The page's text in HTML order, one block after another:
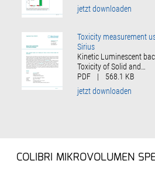
jetzt downloaden
Toxicity measurement
Sirius
Kinetic Luminescent
Toxicity of Solid and…
PDF
|
568.1 KB
jetzt downloaden
COLIBRI MIKROVOLUMEN